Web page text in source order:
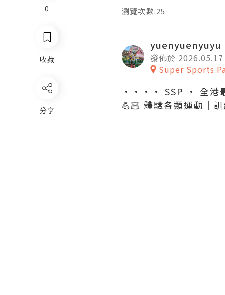
瀏覽次數:25
yuenyuenyuyu
發佈於 2026.05.17
Super Sports
•••• SSP • 全港
💪🏻 體驗各類運動｜
0
收藏
分享